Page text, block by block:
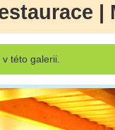
v této galerii.